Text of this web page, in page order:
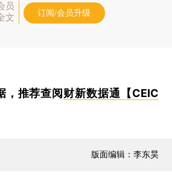
员
文
订阅/会员升级
，推荐查阅 财新数据通【CEIC
版面编辑：李东昊